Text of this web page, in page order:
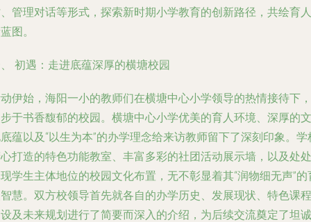
管理对话等形式，探索新时期小学教育的创新路径，共绘育人
图。
初遇：走进底蕴深厚的横塘校园
伊始，海阳一小的教师们在横塘中心小学领导的热情接待下，
于书香馥郁的校园。横塘中心小学优美的育人环境、深厚的文
蕴以及“以生为本”的办学理念给来访教师留下了深刻印象。学
打造的特色功能教室、丰富多彩的社团活动展示墙，以及处处
学生主体地位的校园文化布置，无不彰显着其“润物细无声”的
慧。双方校领导首先就各自的办学历史、发展现状、特色课程
及未来规划进行了简要而深入的介绍，为后续交流奠定了坦诚